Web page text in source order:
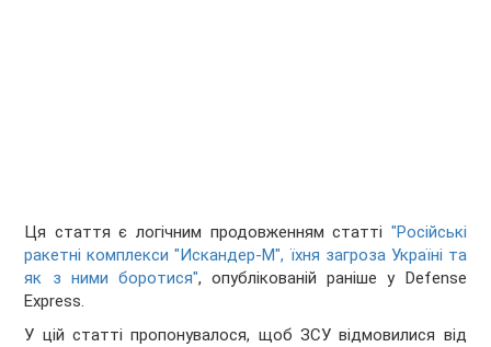
Ця стаття є логічним продовженням статті "Російські
ракетні комплекси "Искандер-М", їхня загроза Україні та
як з ними боротися", опублікованій раніше у Defense
Express.
У цій статті пропонувалося, щоб ЗСУ відмовилися від